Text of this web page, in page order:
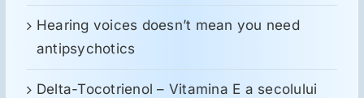
Hearing voices doesn’t mean you need
antipsychotics
Delta-Tocotrienol – Vitamina E a secolului